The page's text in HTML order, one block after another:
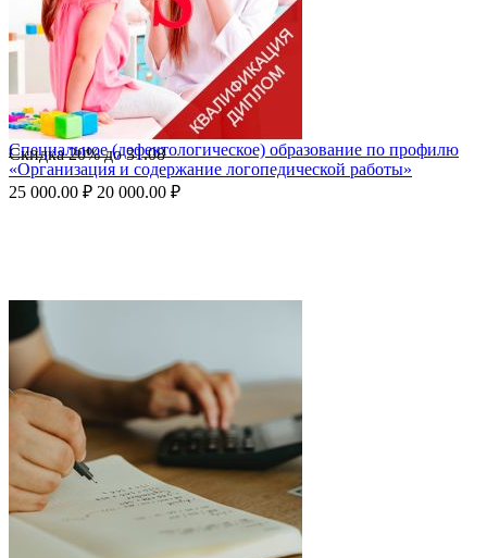
Скидка20%до31.08
Специальное (дефектологическое) образование по профилю
«Организация и содержание логопедической работы»
25 000.00 ₽ 20 000.00 ₽